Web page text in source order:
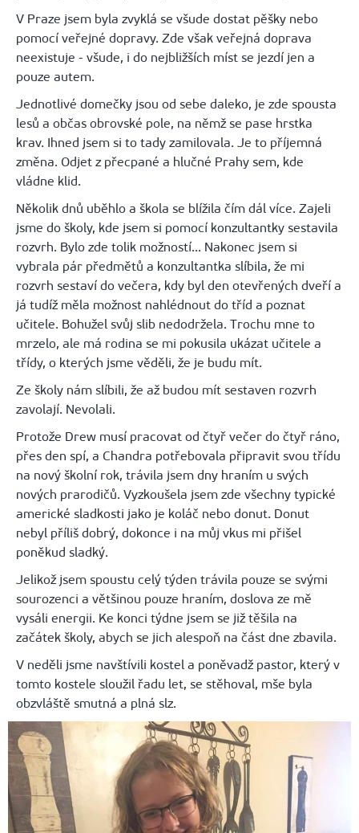
V Praze jsem byla zvyklá se všude dostat pěšky nebo
pomocí veřejné dopravy. Zde však veřejná doprava
neexistuje - všude, i do nejbližších míst se jezdí jen a
pouze autem.
Jednotlivé domečky jsou od sebe daleko, je zde spousta
lesů a občas obrovské pole, na němž se pase hrstka
krav. Ihned jsem si to tady zamilovala. Je to příjemná
změna. Odjet z přecpané a hlučné Prahy sem, kde
vládne klid.
Několik dnů uběhlo a škola se blížila čím dál více. Zajeli
jsme do školy, kde jsem si pomocí konzultantky sestavila
rozvrh. Bylo zde tolik možností... Nakonec jsem si
vybrala pár předmětů a konzultantka slíbila, že mi
rozvrh sestaví do večera, kdy byl den otevřených dveří a
já tudíž měla možnost nahlédnout do tříd a poznat
učitele. Bohužel svůj slib nedodržela. Trochu mne to
mrzelo, ale má rodina se mi pokusila ukázat učitele a
třídy, o kterých jsme věděli, že je budu mít.
Ze školy nám slíbili, že až budou mít sestaven rozvrh
zavolají. Nevolali.
Protože Drew musí pracovat od čtyř večer do čtyř ráno,
přes den spí, a Chandra potřebovala připravit svou třídu
na nový školní rok, trávila jsem dny hraním u svých
nových prarodičů. Vyzkoušela jsem zde všechny typické
americké sladkosti jako je koláč nebo donut. Donut
nebyl příliš dobrý, dokonce i na můj vkus mi přišel
poněkud sladký.
Jelikož jsem spoustu celý týden trávila pouze se svými
sourozenci a většinou pouze hraním, doslova ze mě
vysáli energii. Ke konci týdne jsem se již těšila na
začátek školy, abych se jich alespoň na část dne zbavila.
V neděli jsme navštívili kostel a poněvadž pastor, který v
tomto kostele sloužil řadu let, se stěhoval, mše byla
obzvláště smutná a plná slz.